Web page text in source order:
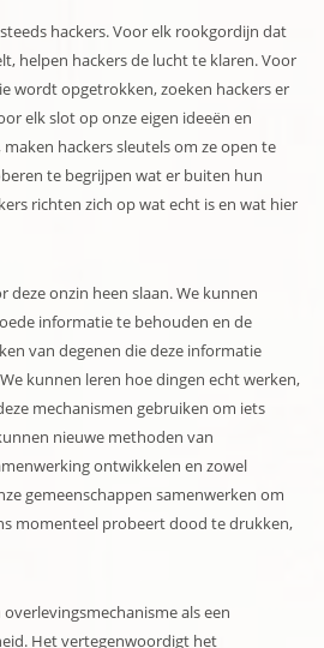
hackers. Voor elk rookgordijn dat
helpen hackers de lucht te klaren. Voor
wordt opgetrokken, zoeken hackers er
elk slot op onze eigen ideeën en
hackers sleutels om ze open te
te begrijpen wat er buiten hun
richten zich op wat echt is en wat hier
deze onzin heen slaan. We kunnen
informatie te behouden en de
van degenen die deze informatie
kunnen leren hoe dingen echt werken,
mechanismen gebruiken om iets
nieuwe methoden van
ontwikkelen en zowel
gemeenschappen samenwerken om
momenteel probeert dood te drukken,
overlevingsmechanisme als een
Het vertegenwoordigt het